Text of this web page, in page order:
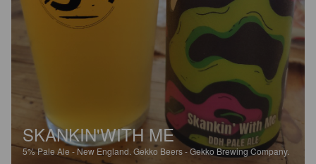
SKANKIN'WITH ME
5%Pale Ale - New England. Gekko Beers - Gekko Brewing Company.